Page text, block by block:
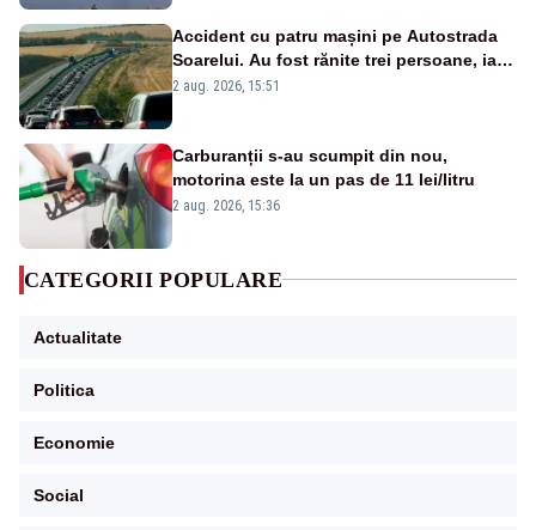
Accident cu patru mașini pe Autostrada
Soarelui. Au fost rănite trei persoane, iar
traficul se desfășoară cu dificultate
2 aug. 2026, 15:51
Carburanții s-au scumpit din nou,
motorina este la un pas de 11 lei/litru
2 aug. 2026, 15:36
CATEGORII POPULARE
Actualitate
Politica
Economie
Social